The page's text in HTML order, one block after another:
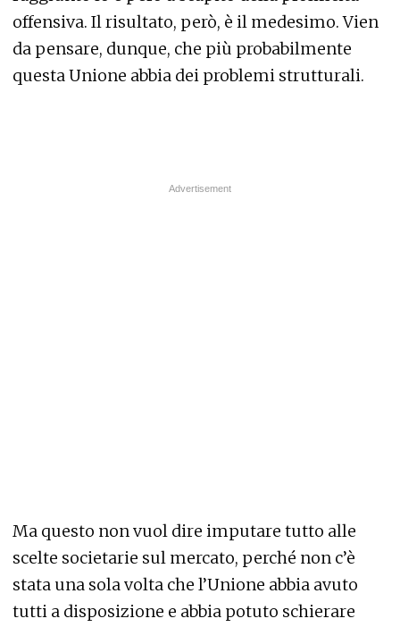
offensiva. Il risultato, però, è il medesimo. Vien
da pensare, dunque, che più probabilmente
questa Unione abbia dei problemi strutturali.
Ma questo non vuol dire imputare tutto alle
scelte societarie sul mercato, perché non c’è
stata una sola volta che l’Unione abbia avuto
tutti a disposizione e abbia potuto schierare